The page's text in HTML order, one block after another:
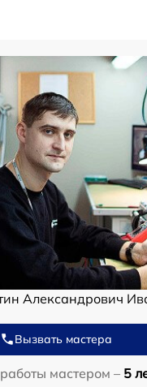
Александрович
Вызвать мастера
мастером – 5